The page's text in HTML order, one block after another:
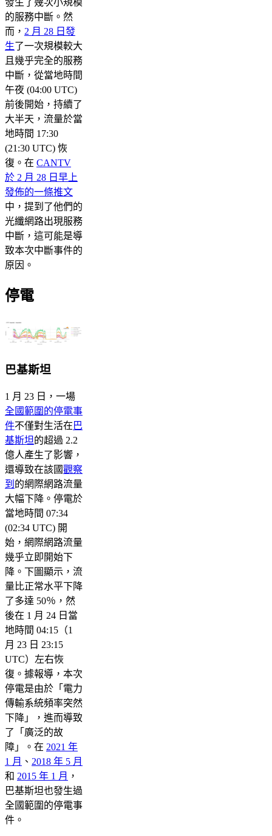
發生了幾次小規模
的服務中斷。然
而， 2 月 28 日發
生了一次規模較大
且幾乎完全的服務
中斷，從當地時間
午夜 (04:00 UTC)
前後開始，持續了
大半天，流量於當
地時間 17:30
(21:30 UTC) 恢
復。在 CANTV
於 2 月 28 日早上
發佈的一條推文
中，提到了他們的
光纖網路出現服務
中斷，這可能是導
致本次中斷事件的
原因。
停電
巴基斯坦
1 月 23 日，一場
全國範圍的停電事
件不僅對生活在 巴
基斯坦的超過 2.2
億人產生了影響，
還導致在該國觀察
到 的網際網路流量
大幅下降。停電於
當地時間 07:34
(02:34 UTC) 開
始，網際網路流量
幾乎立即開始下
降。下圖顯示，流
量比正常水平下降
了多達 50％，然
後在 1 月 24 日當
地時間 04:15（1
月 23 日 23:15
UTC）左右恢
復。據報導，本次
停電是由於「電力
傳輸系統頻率突然
下降」，進而導致
了「廣泛的故
障」。在 2021 年
1 月 、 2018 年 5 月
和 2015 年 1 月 ，
巴基斯坦也發生過
全國範圍的停電事
件。